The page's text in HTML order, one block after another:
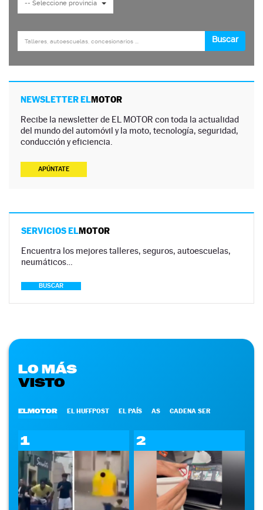
NEWSLETTER ELMOTOR
Recibe la newsletter de EL MOTOR con toda la actualidad
del mundo del automóvil y la moto, tecnología, seguridad,
conducción y eficiencia.
APÚNTATE
SERVICIOS ELMOTOR
Encuentra los mejores talleres, seguros, autoescuelas,
neumáticos…
BUSCAR
LO MÁS
VISTO
ELMOTOR EL HUFFPOST EL PAÍS AS CADENA SER
1 2